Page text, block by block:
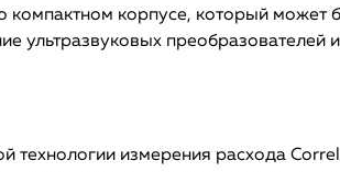
корпусе, который может
ультразвуковых
технологии измерения расхода